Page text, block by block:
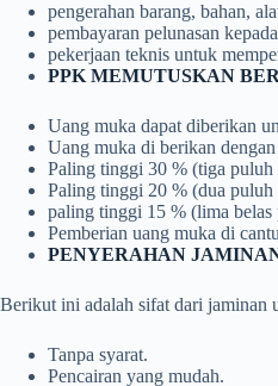
pengerahan barang, bahan,
pembayaran pelunasan
pekerjaan teknis untuk
PPK MEMUTUSKAN
Uang muka dapat diberikan
Uang muka di berikan
Paling tinggi 30 % (tiga
Paling tinggi 20 % (dua
paling tinggi 15 % (lima
Pemberian uang muka di
PENYERAHAN
Berikut ini adalah sifat dari jaminan
Tanpa syarat.
Pencairan yang mudah.